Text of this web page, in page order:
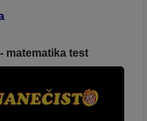
matematika test